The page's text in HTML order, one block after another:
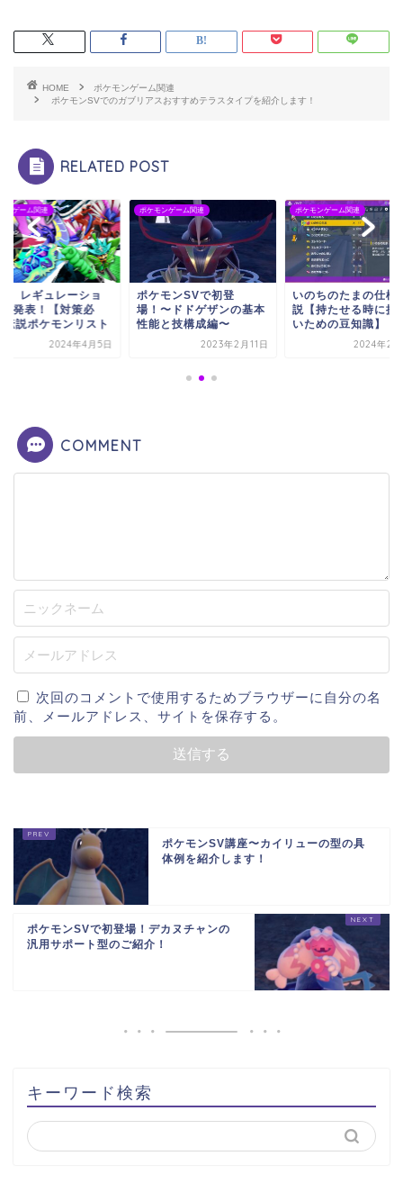
HOME
ポケモンゲーム関連
ポケモンSVでのガブリアスおすすめテラスタイプを紹介します！
RELATED POST
ト
ポケモンゲーム関連
ポケモンSVで初登
場！〜ドドゲザンの基本
性能と技構成編〜
ポケモンゲーム関連
いのちのたまの仕様の解
説【持たせる時に損しな
いための豆知識】
2024年2月26日
ポケモンゲ
【SV】
ンGが
須】伝
COMMENT
次回のコメントで使用するためブラウザーに自分の名
前、メールアドレス、サイトを保存する。
ポケモンSV講座〜カイリューの型の具
体例を紹介します！
ポケモンSVで初登場！デカヌチャンの
汎用サポート型のご紹介！
キーワード検索